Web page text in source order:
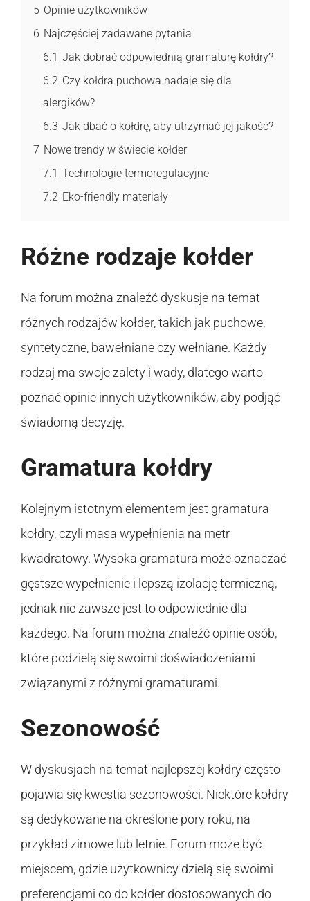
5 Opinie użytkowników
6 Najczęściej zadawane pytania
6.1 Jak dobrać odpowiednią gramaturę kołdry?
6.2 Czy kołdra puchowa nadaje się dla
alergików?
6.3 Jak dbać o kołdrę, aby utrzymać jej jakość?
7 Nowe trendy w świecie kołder
7.1 Technologie termoregulacyjne
7.2 Eko-friendly materiały
Różne rodzaje kołder
Na forum można znaleźć dyskusje na temat
różnych rodzajów kołder, takich jak puchowe,
syntetyczne, bawełniane czy wełniane. Każdy
rodzaj ma swoje zalety i wady, dlatego warto
poznać opinie innych użytkowników, aby podjąć
świadomą decyzję.
Gramatura kołdry
Kolejnym istotnym elementem jest gramatura
kołdry, czyli masa wypełnienia na metr
kwadratowy. Wysoka gramatura może oznaczać
gęstsze wypełnienie i lepszą izolację termiczną,
jednak nie zawsze jest to odpowiednie dla
każdego. Na forum można znaleźć opinie osób,
które podzielą się swoimi doświadczeniami
związanymi z różnymi gramaturami.
Sezonowość
W dyskusjach na temat najlepszej kołdry często
pojawia się kwestia sezonowości. Niektóre kołdry
są dedykowane na określone pory roku, na
przykład zimowe lub letnie. Forum może być
miejscem, gdzie użytkownicy dzielą się swoimi
preferencjami co do kołder dostosowanych do